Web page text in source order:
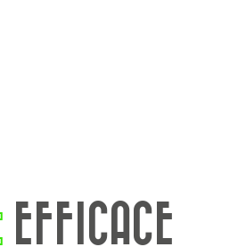
EFFICACE